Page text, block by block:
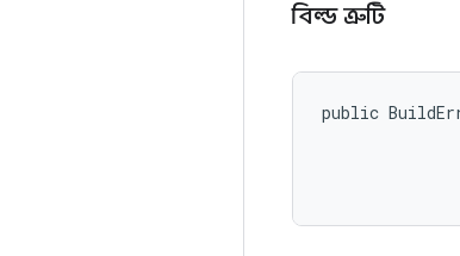
বিল্ড ত্রুটি
public